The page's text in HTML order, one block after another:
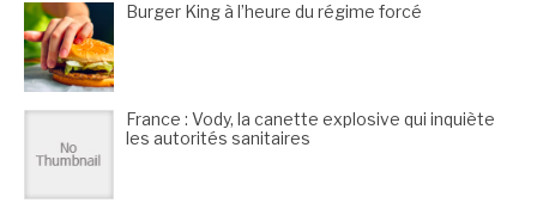
Burger King à l’heure du régime forcé
France : Vody, la canette explosive qui inquiète
les autorités sanitaires